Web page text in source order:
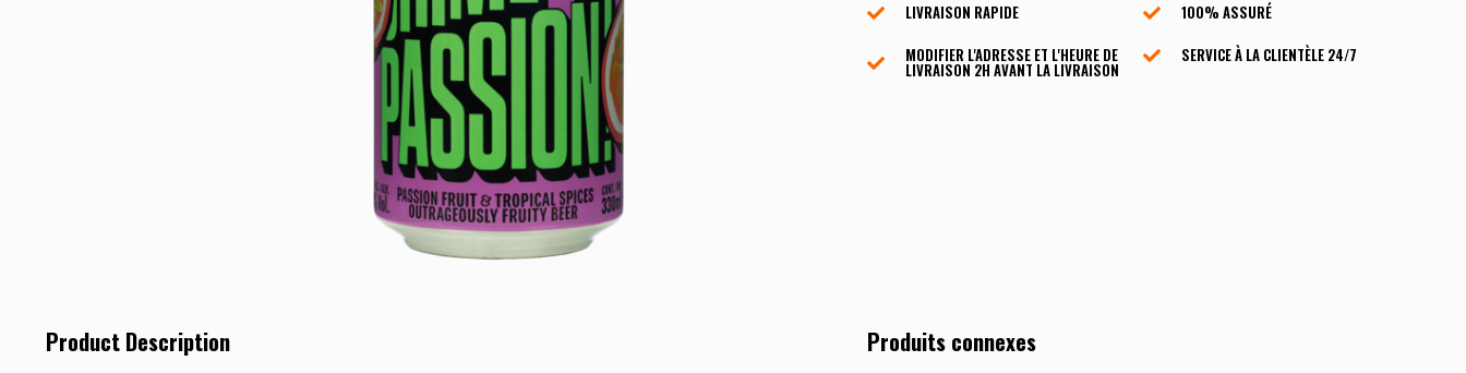
LIVRAISON RAPIDE
100% ASSURÉ
MODIFIER L'ADRESSE ET L'HEURE DE
LIVRAISON 2H AVANT LA LIVRAISON
SERVICE À LA CLIENTÈLE ​​24/7
Product Description Produits connexes